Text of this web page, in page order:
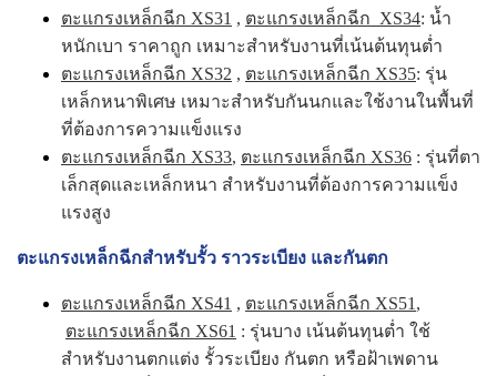
ตะแกรงเหล็กฉีก XS31 , ตะแกรงเหล็กฉีก XS34: น้ำ
หนักเบา ราคาถูก เหมาะสำหรับงานที่เน้นต้นทุนต่ำ
ตะแกรงเหล็กฉีก XS32 , ตะแกรงเหล็กฉีก XS35: รุ่น
เหล็กหนาพิเศษ เหมาะสำหรับกันนกและใช้งานในพื้นที่
ที่ต้องการความแข็งแรง
ตะแกรงเหล็กฉีก XS33, ตะแกรงเหล็กฉีก XS36 : รุ่นที่ตา
เล็กสุดและเหล็กหนา สำหรับงานที่ต้องการความแข็ง
แรงสูง
ตะแกรงเหล็กฉีกสำหรับรั้ว ราวระเบียง และกันตก
ตะแกรงเหล็กฉีก XS41 , ตะแกรงเหล็กฉีก XS51 ,
ตะแกรงเหล็กฉีก XS61 : รุ่นบาง เน้นต้นทุนต่ำ ใช้
สำหรับงานตกแต่ง รั้วระเบียง กันตก หรือฝ้าเพดาน